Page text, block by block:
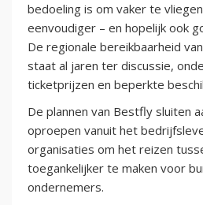
bedoeling is om vaker te
eenvoudiger – en hopelijk ook
De regionale bereikbaarheid
staat al jaren ter discussie,
ticketprijzen en beperkte
De plannen van Bestfly sluiten
oproepen vanuit het
organisaties om het reizen
toegankelijker te maken voor
ondernemers.